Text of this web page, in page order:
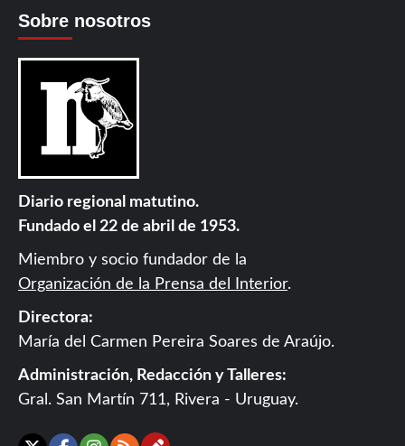
Sobre nosotros
Diario regional matutino.
Fundado el 22 de abril de 1953.
Miembro y socio fundador de la
Organización de la Prensa del Interior.
Directora:
María del Carmen Pereira Soares de Araújo.
Administración, Redacción y Talleres:
Gral. San Martín 711, Rivera - Uruguay.